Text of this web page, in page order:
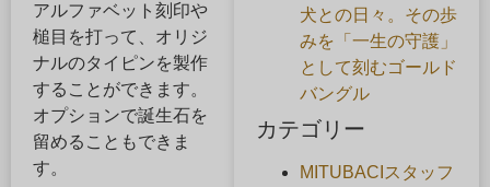
アルファベット刻印や
槌目を打って、オリジ
ナルのタイピンを製作
することができます。
オプションで誕生石を
留めることもできま
す。
犬との日々。その歩
みを「一生の守護」
として刻むゴールド
バングル
カテゴリー
MITUBACIスタッフ